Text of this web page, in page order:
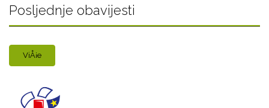
Posljednje obavijesti
ViÅ¡e